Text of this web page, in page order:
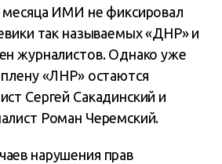
месяца ИМИ не фиксировал
так называемых «ДНР» и
журналистов. Однако уже
«ЛНР» остаются
Сергей Сакадинский и
Роман Черемский.
нарушения прав